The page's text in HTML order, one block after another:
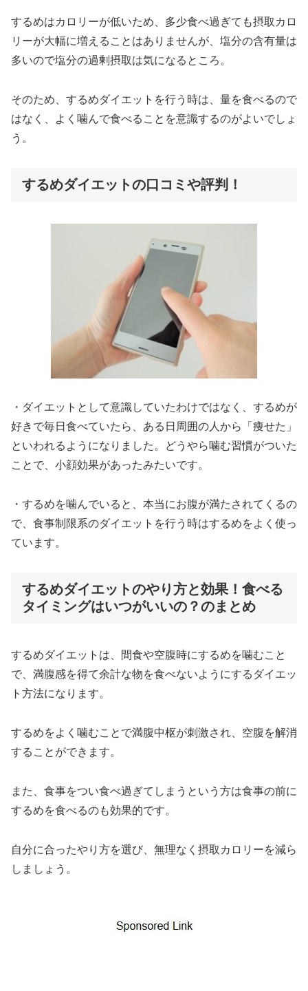
するめはカロリーが低いため、多少食べ過ぎても摂取カロ
リーが大幅に増えることはありませんが、塩分の含有量は
多いので塩分の過剰摂取は気になるところ。
そのため、するめダイエットを行う時は、量を食べるので
はなく、よく噛んで食べることを意識するのがよいでしょ
う。
するめダイエットの口コミや評判！
・ダイエットとして意識していたわけではなく、するめが
好きで毎日食べていたら、ある日周囲の人から「痩せた」
といわれるようになりました。どうやら噛む習慣がついた
ことで、小顔効果があったみたいです。
・するめを噛んでいると、本当にお腹が満たされてくるの
で、食事制限系のダイエットを行う時はするめをよく使っ
ています。
するめダイエットのやり方と効果！食べる
タイミングはいつがいいの？のまとめ
するめダイエットは、間食や空腹時にするめを噛むこと
で、満腹感を得て余計な物を食べないようにするダイエッ
ト方法になります。
するめをよく噛むことで満腹中枢が刺激され、空腹を解消
することができます。
また、食事をつい食べ過ぎてしまうという方は食事の前に
するめを食べるのも効果的です。
自分に合ったやり方を選び、無理なく摂取カロリーを減ら
しましょう。